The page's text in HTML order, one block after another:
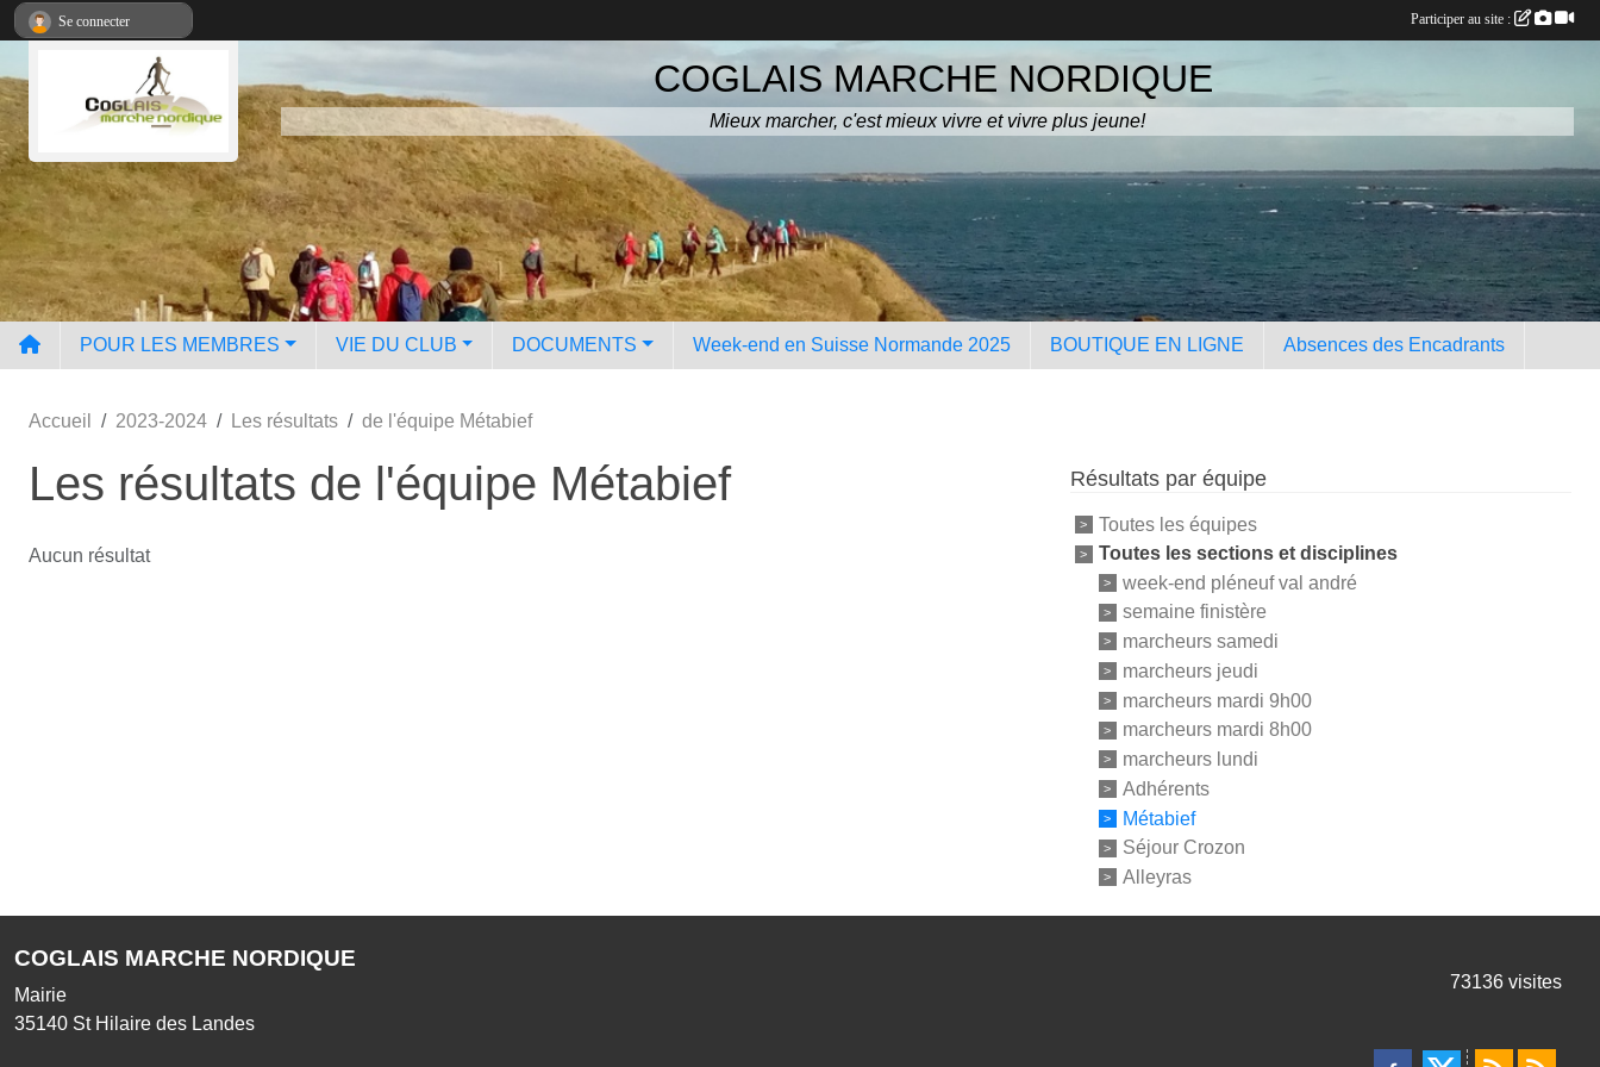
COGLAIS MARCHE NORDIQUE
Mieux marcher, c'est mieux vivre et vivre plus jeune!
POUR LES MEMBRES VIE DU CLUB DOCUMENTS Week-end en Suisse Normande 2025 BOUTIQUE EN LIGNE Absences des Encadrants
Accueil 2023-2024 Les résultats de l'équipe Métabief
Les résultats de l'équipe Métabief
Aucun résultat
Résultats par équipe
Toutes les équipes
Toutes les sections et disciplines
week-end pléneuf val andré
semaine finistère
marcheurs samedi
marcheurs jeudi
marcheurs mardi 9h00
marcheurs mardi 8h00
marcheurs lundi
Adhérents
Métabief
Séjour Crozon
Alleyras
COGLAIS MARCHE NORDIQUE
Mairie
35140 St Hilaire des Landes
73136 visites
Se connecter Participer au site :
Panneau de gestion des cookies